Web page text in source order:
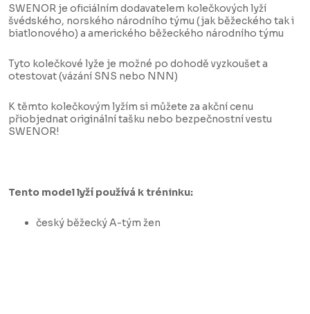
SWENOR je oficiálním dodavatelem kolečkových lyží
švédského, norského národního týmu (jak běžeckého tak i
biatlonového) a amerického běžeckého národního týmu
Tyto kolečkové lyže je možné po dohodě vyzkoušet a
otestovat (vázání SNS nebo NNN)
K těmto kolečkovým lyžím si můžete za akční cenu
přiobjednat originální tašku nebo bezpečnostní vestu
SWENOR!
Tento model lyží používá k tréninku:
český běžecký A-tým žen